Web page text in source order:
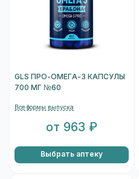
GLS ПРО-ОМЕГА-3 КАПСУЛЫ
700 МГ №60
Все формы выпуска
от 963 ₽
Выбрать аптеку